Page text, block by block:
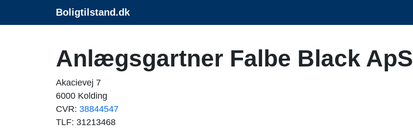
Boligtilstand.dk
Anlægsgartner Falbe Black ApS
Akacievej 7
6000 Kolding
CVR: 38844547
TLF: 31213468